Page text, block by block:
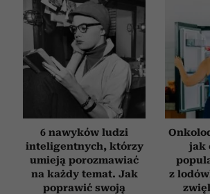
6 nawyków ludzi
inteligentnych, którzy
umieją porozmawiać
na każdy temat. Jak
poprawić swoją
jak
z